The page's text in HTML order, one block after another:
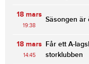
18 mars
19:38
Säsongen är
18 mars
14:45
Får ett A-
storklubben